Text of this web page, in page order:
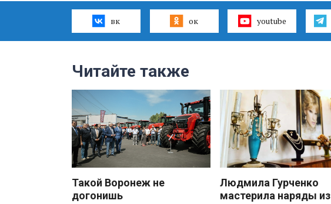
вк ок youtube
Читайте также
Такой Воронеж не
догонишь
Людмила Гурченко
мастерила наряды из